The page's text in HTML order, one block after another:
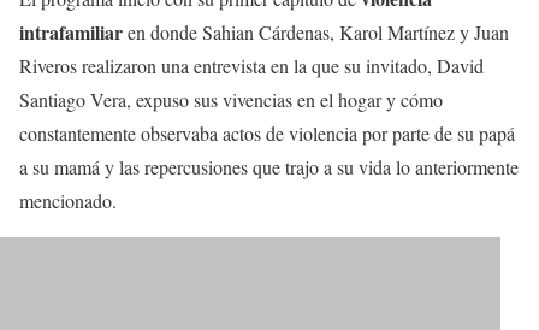
intrafamiliaren donde Sahian Cárdenas, Karol Martínez y Juan
Riveros realizaron una entrevista en la que su invitado, David
Santiago Vera, expuso sus vivencias en el hogar y cómo
constantemente observaba actos de violencia por parte de su papá
a su mamá y las repercusiones que trajo a su vida lo anteriormente
mencionado.